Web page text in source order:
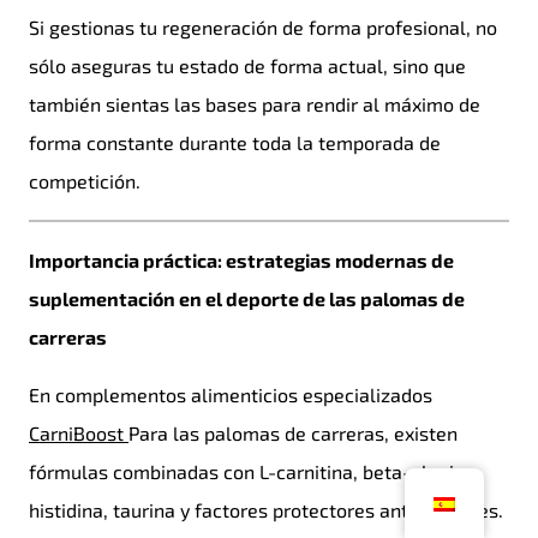
Si gestionas tu regeneración de forma profesional, no
sólo aseguras tu estado de forma actual, sino que
también sientas las bases para rendir al máximo de
forma constante durante toda la temporada de
competición.
Importancia práctica: estrategias modernas de
suplementación en el deporte de las palomas de
carreras
En complementos alimenticios especializados
CarniBoost Para las palomas de carreras, existen
fórmulas combinadas con L-carnitina, beta-alanina,
histidina, taurina y factores protectores antioxidantes.